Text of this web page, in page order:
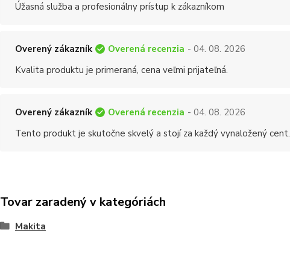
Úžasná služba a profesionálny prístup k zákazníkom
Overený zákazník Overená recenzia - 04. 08. 2026
Kvalita produktu je primeraná, cena veľmi prijateľná.
Overený zákazník Overená recenzia - 04. 08. 2026
Tento produkt je skutočne skvelý a stojí za každý vynaložený cent.
Tovar zaradený v kategóriách
Makita